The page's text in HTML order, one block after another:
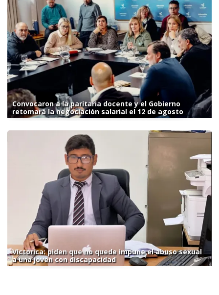
Convocaron a la paritaria docente y el Gobierno
retomará la negociación salarial el 12 de agosto
Victorica: piden que no quede impune el abuso sexual
a una joven con discapacidad